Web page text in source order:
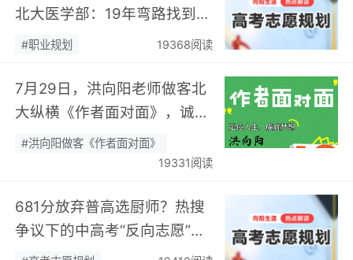
北大医学部：19年弯路找到终
身热爱，可幸又可惜！…
#职业规划 19368阅读
7月29日，洪向阳老师做客北
大纵横《作者面对面》，诚邀
您现场相聚！…
#洪向阳做客《作者面对面》
19331阅读
681分放弃普高选厨师？热搜
争议下的中高考“反向志愿”
潮，藏着职业规划新逻辑…